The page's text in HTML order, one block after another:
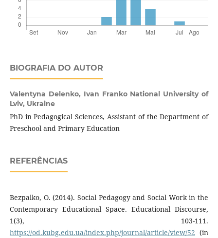
BIOGRAFIA DO AUTOR
Valentyna Delenko, Ivan Franko National University of
Lviv, Ukraine
PhD in Pedagogical Sciences, Assistant of the Department of
Preschool and Primary Education
REFERÊNCIAS
Bezpalko, О. (2014). Social Pedagogy and Social Work in the
Contemporary Educational Space. Educational Discourse,
1(3), 103-111.
https://od.kubg.edu.ua/index.php/journal/article/view/52 (in